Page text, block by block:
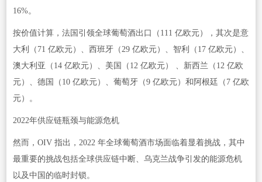
16%。
按价值计算，法国引领全球葡萄酒出口（111 亿欧元），其次是意
大利（71 亿欧元）、西班牙（29 亿欧元）、智利（17 亿欧元）、
澳大利亚（14 亿欧元）、美国（12 亿欧元） 、新西兰（12 亿欧
元）、德国（10 亿欧元）、葡萄牙（9 亿欧元）和阿根廷（7 亿欧
元）。
2022年供应链瓶颈与能源危机
然而，OIV 指出，2022 年全球葡萄酒市场面临着显着挑战，其中
最重要的挑战包括全球供应链中断、乌克兰战争引发的能源危机
以及中国的临时封锁。